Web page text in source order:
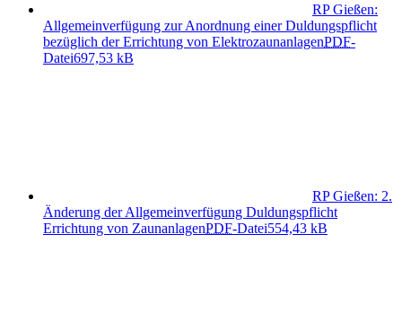
RP Gießen:
Allgemeinverfügung zur Anordnung einer Duldungspflicht
bezüglich der Errichtung von ElektrozaunanlagenPDF-
Datei697,53 kB
RP Gießen: 2.
Änderung der Allgemeinverfügung Duldungspflicht
Errichtung von ZaunanlagenPDF-Datei554,43 kB